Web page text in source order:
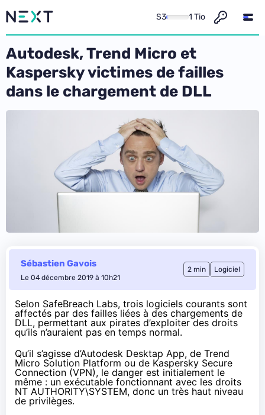
S3 1 Tio
Autodesk, Trend Micro et
Kaspersky victimes de failles
dans le chargement de DLL
Sébastien Gavois
Le 04 décembre 2019 à 10h21
2 min Logiciel
Selon SafeBreach Labs, trois logiciels courants sont
affectés par des failles liées à des chargements de
DLL, permettant aux pirates d’exploiter des droits
qu’ils n’auraient pas en temps normal.
Qu’il s’agisse d’Autodesk Desktap App, de Trend
Micro Solution Platform ou de Kaspersky Secure
Connection (VPN), le danger est initialement le
même : un exécutable fonctionnant avec les droits
NT AUTHORITY\SYSTEM, donc un très haut niveau
de privilèges.